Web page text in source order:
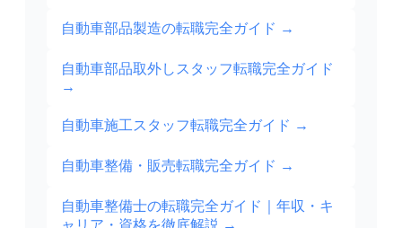
自動車部品製造の転職完全ガイド →
自動車部品取外しスタッフ転職完全ガイド
→
自動車施工スタッフ転職完全ガイド →
自動車整備・販売転職完全ガイド →
自動車整備士の転職完全ガイド｜年収・キ